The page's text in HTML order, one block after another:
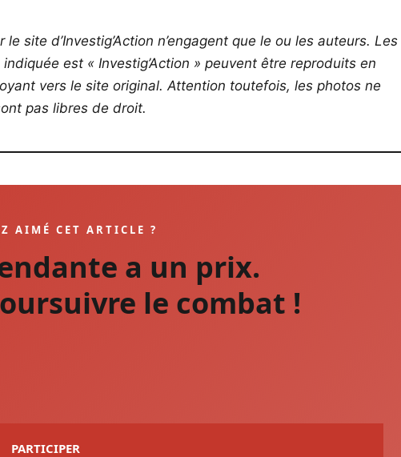
site d’Investig’Action n’engagent que le ou les auteurs. Les
est « Investig’Action » peuvent être reproduits en
vers le site original. Attention toutefois, les photos ne
pas libres de droit.
AIMÉ CET ARTICLE ?
a un prix.
le combat !
PARTICIPER